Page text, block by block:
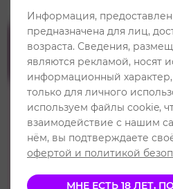
до 1600 затяжек
Информация,
предназначена для лиц,
возраста. Сведения,
являются рекламой, носят
информационный
только для личного
используем файлы cookie,
взаимодействие с нашим
нём, вы подтверждаете
офертой и политикой
МНЕ ЕСТЬ 18 ЛЕТ,